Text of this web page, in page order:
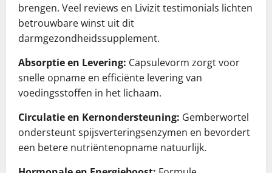
brengen. Veel reviews en Livizit testimonials lichten
betrouwbare winst uit dit
darmgezondheidssupplement.
Absorptie en Levering: Capsulevorm zorgt voor
snelle opname en efficiënte levering van
voedingsstoffen in het lichaam.
Circulatie en Kernondersteuning: Gemberwortel
ondersteunt spijsverteringsenzymen en bevordert
een betere nutriëntenopname natuurlijk.